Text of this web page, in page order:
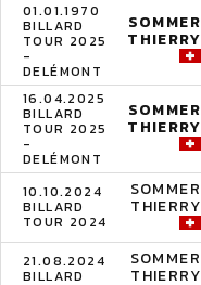
01.01.1970
BILLARD
TOUR 2025
-
DELÉMONT
SOMMER
THIERRY
16.04.2025
BILLARD
TOUR 2025
-
DELÉMONT
SOMMER
THIERRY
10.10.2024
BILLARD
TOUR 2024
SOMMER
THIERRY
21.08.2024
BILLARD
SOMMER
THIERRY